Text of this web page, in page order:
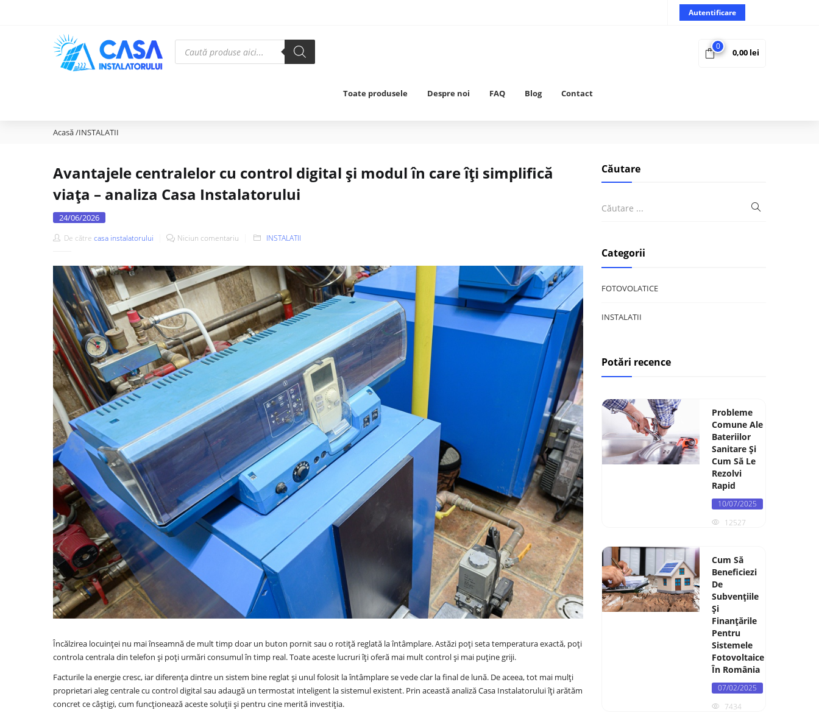
Autentificare
0
0,00 lei
Toate produsele Despre noi FAQ Blog Contact
Acasă/INSTALATII
Avantajele centralelor cu control digital și modul în care îți simplifică
viața – analiza Casa Instalatorului
24/06/2026
De către casa instalatorului Niciun comentariu INSTALATII
Încălzirea locuinței nu mai înseamnă de mult timp doar un buton pornit sau o rotiță reglată la întâmplare. Astăzi poți seta temperatura exactă, poți
controla centrala din telefon și poți urmări consumul în timp real. Toate aceste lucruri îți oferă mai mult control și mai puține griji.
Facturile la energie cresc, iar diferența dintre un sistem bine reglat și unul folosit la întâmplare se vede clar la final de lună. De aceea, tot mai mulți
proprietari aleg centrale cu control digital sau adaugă un termostat inteligent la sistemul existent. Prin această analiză Casa Instalatorului îți arătăm
concret ce câștigi, cum funcționează aceste soluții și pentru cine merită investiția.
Căutare
Categorii
FOTOVOLATICE
INSTALATII
Potări recence
Probleme
Comune Ale
Bateriilor
Sanitare Și
Cum Să Le
Rezolvi
Rapid
10/07/2025
12527
Cum Să
Beneficiezi
De
Subvențiile
Și
Finanțările
Pentru
Sistemele
Fotovoltaice
În România
07/02/2025
7434